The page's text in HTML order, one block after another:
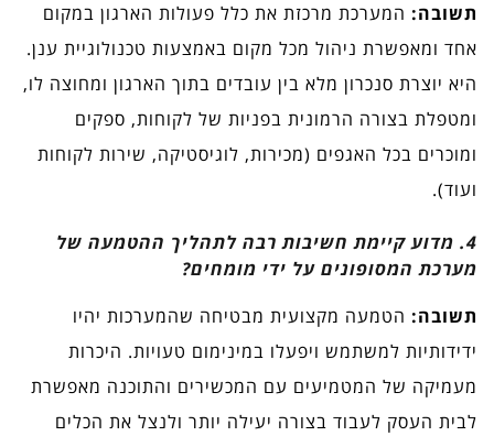
תשובה: המערכת מרכזת את כלל פעולות הארגון במקום
אחד ומאפשרת ניהול מכל מקום באמצעות טכנולוגיית ענן.
היא יוצרת סנכרון מלא בין עובדים בתוך הארגון ומחוצה לו,
ומטפלת בצורה הרמונית בפניות של לקוחות, ספקים
ומוכרים בכל האגפים (מכירות, לוגיסטיקה, שירות לקוחות
ועוד).
4. מדוע קיימת חשיבות רבה לתהליך ההטמעה של
מערכת המסופונים על ידי מומחים?
תשובה: הטמעה מקצועית מבטיחה שהמערכות יהיו
ידידותיות למשתמש ויפעלו במינימום טעויות. היכרות
מעמיקה של המטמיעים עם המכשירים והתוכנה מאפשרת
לבית העסק לעבוד בצורה יעילה יותר ולנצל את הכלים